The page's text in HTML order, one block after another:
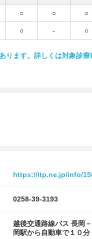
○ ○ ○
○ - ○
ます。詳しくは対象診療
https://itp.ne.jp/info/
0258-39-3193
越後交通路線バス 長岡
岡駅から自動車で１０分